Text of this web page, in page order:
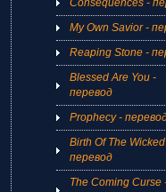
Consequences -
My Own Savior -
Reaping Stone -
Blessed Are You -
перевод
Prophecy -
Birth Of The
перевод
The Coming Curse